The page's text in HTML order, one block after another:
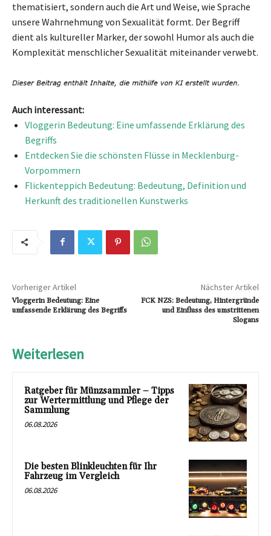
thematisiert, sondern auch die Art und Weise, wie Sprache
unsere Wahrnehmung von Sexualität formt. Der Begriff
dient als kultureller Marker, der sowohl Humor als auch die
Komplexität menschlicher Sexualität miteinander verwebt.
Auch interessant:
Vloggerin Bedeutung: Eine umfassende Erklärung des
Begriffs
Entdecken Sie die schönsten Flüsse in Mecklenburg-
Vorpommern
Flickenteppich Bedeutung: Bedeutung, Definition und
Herkunft des traditionellen Kunstwerks
Vorheriger Artikel
Vloggerin Bedeutung: Eine
umfassende Erklärung des Begriffs
Nächster Artikel
FCK NZS: Bedeutung, Hintergründe
und Einfluss des umstrittenen
Slogans
Weiterlesen
Ratgeber für Münzsammler – Tipps
zur Wertermittlung und Pflege der
Sammlung
06.08.2026
Die besten Blinkleuchten für Ihr
Fahrzeug im Vergleich
06.08.2026